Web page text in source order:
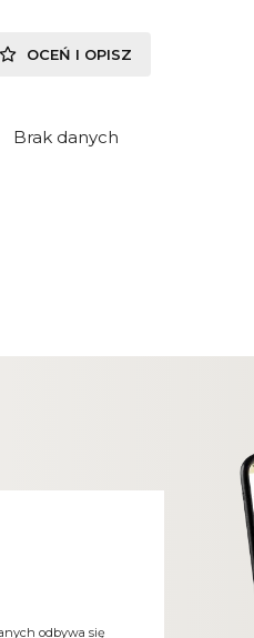
OCEŃ I OPISZ
Brak danych
odbywa się